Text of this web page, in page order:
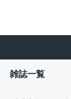
雑誌一覧